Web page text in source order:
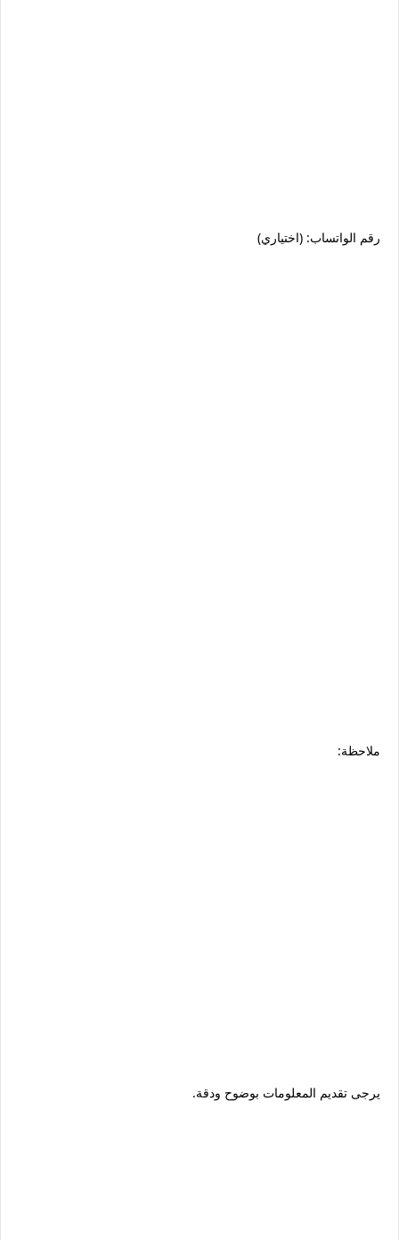
رقم الواتساب: (اختياري)
ملاحظة:
يرجى تقديم المعلومات بوضوح ودقة.